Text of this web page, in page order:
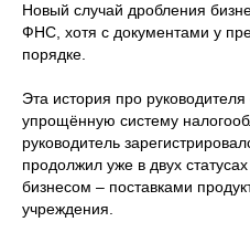
Новый случай дробления
ФНС, хотя с документами у
порядке.
Эта история про
упрощённую систему
руководитель
продолжил уже в двух
бизнесом – поставками
учреждения.